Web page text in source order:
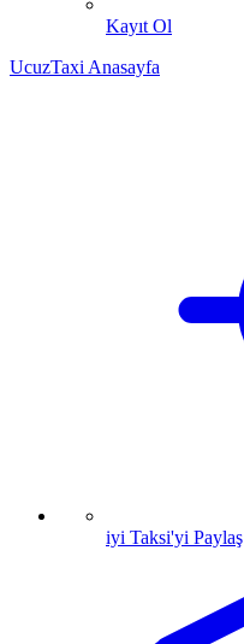
Kayıt Ol
UcuzTaxi Anasayfa
iyi Taksi'yi Paylaş